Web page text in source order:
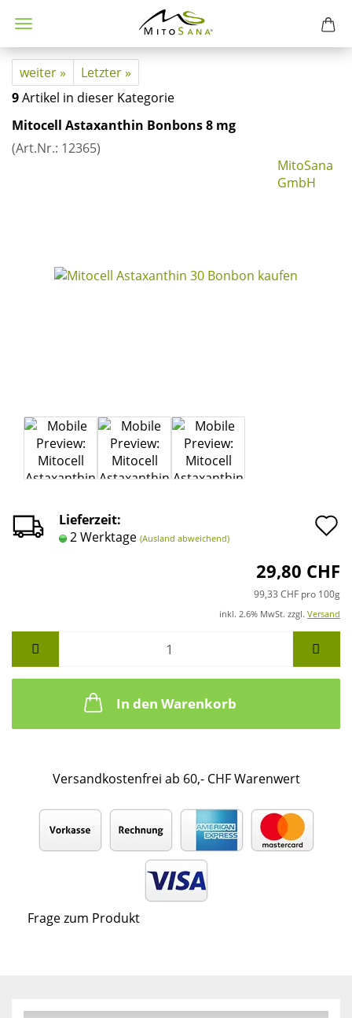
weiter »
Letzter »
9Artikel in dieser Kategorie
Mi­to­cell Asta­xan­thin Bon­bons 8 mg
(Art.Nr.: 12365)
MitoSana
GmbH
Lieferzeit:
2 Werktage (Ausland abweichend)
29,80 CHF
99,33 CHF pro 100g
inkl. 2.6% MwSt. zzgl. Versand
In den Warenkorb
Versandkostenfrei ab 60,- CHF Warenwert
Frage zum Produkt